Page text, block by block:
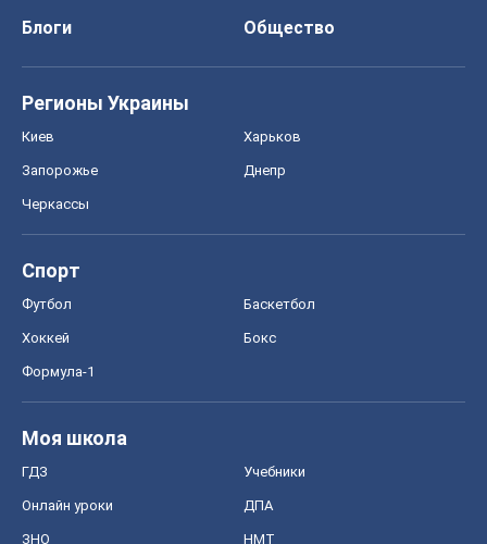
Блоги
Общество
Регионы Украины
Киев Харьков
Запорожье Днепр
Черкассы
Спорт
Футбол Баскетбол
Хоккей Бокс
Формула-1
Моя школа
ГДЗ Учебники
Онлайн уроки ДПА
ЗНО НМТ